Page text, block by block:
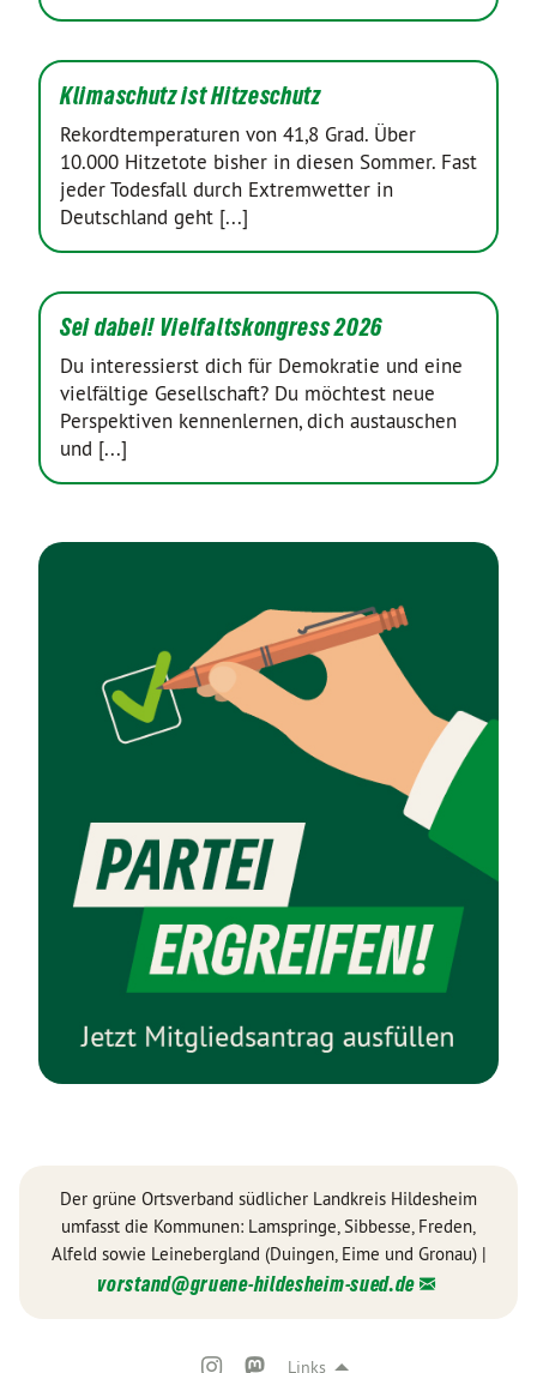
Links
Klimaschutz ist Hitzeschutz
Rekordtemperaturen von 41,8 Grad. Über
10.000 Hitzetote bisher in diesen Sommer. Fast
jeder Todesfall durch Extremwetter in
Deutschland geht [...]
Sei dabei! Vielfaltskongress 2026
Du interessierst dich für Demokratie und eine
vielfältige Gesellschaft? Du möchtest neue
Perspektiven kennenlernen, dich austauschen
und [...]
Der grüne Ortsverband südlicher Landkreis Hildesheim
umfasst die Kommunen: Lamspringe, Sibbesse, Freden,
Alfeld sowie Leinebergland (Duingen, Eime und Gronau) |
vorstand@gruene-hildesheim-sued.de